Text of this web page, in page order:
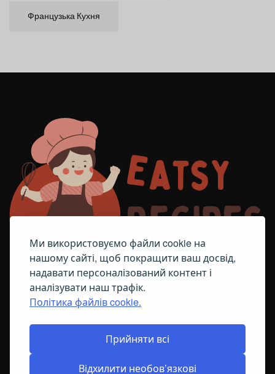
Ми використовуємо файли cookie на
нашому сайті, щоб покращити ваш досвід,
надавати персоналізований контент і
аналізувати наш трафік.
Політика файлів cookie.
Прийняти всі
Відхилити необов’язкові
Французька Кухня
ПОЛІТИКА ЩОДО ФАЙЛІВ COOKIE